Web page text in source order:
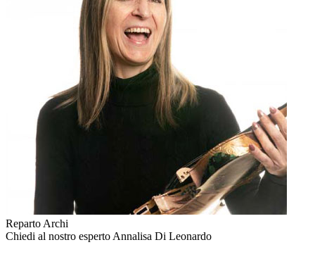
Reparto Archi
Chiedi al nostro espertoAnnalisa Di Leonardo